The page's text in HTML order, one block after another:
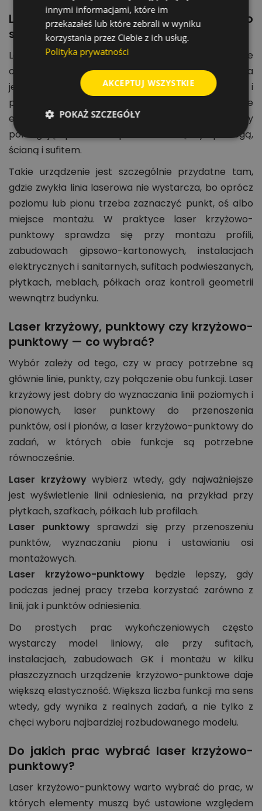
Lasery krzyżowo-punktowe — do czego
służą?
Laser krzyżowo-punktowy wyświetla linie laserowe
oraz punkty odniesienia, dzięki czemu pozwala
jednocześnie wyznaczać poziomy, piony, osie i
punkty montażowe. Linie ułatwiają ustawianie
elementów w jednej płaszczyźnie, a punkty
pomagają przenosić położenie między podłogą,
ścianą i sufitem.
Takie urządzenie jest szczególnie przydatne tam,
gdzie zwykła linia laserowa nie wystarcza, bo oprócz
poziomu lub pionu trzeba zaznaczyć punkt, oś albo
miejsce montażu. W praktyce laser krzyżowo-
punktowy sprawdza się przy montażu profili,
zabudowach gipsowo-kartonowych, instalacjach
elektrycznych i sanitarnych, sufitach podwieszanych,
płytkach, meblach, półkach oraz kontroli geometrii
wewnątrz budynku.
Laser krzyżowy, punktowy czy krzyżowo-
punktowy — co wybrać?
Wybór zależy od tego, czy w pracy potrzebne są
głównie linie, punkty, czy połączenie obu funkcji. Laser
krzyżowy jest dobry do wyznaczania linii poziomych i
pionowych, laser punktowy do przenoszenia
punktów, osi i pionów, a laser krzyżowo-punktowy do
zadań, w których obie funkcje są potrzebne
równocześnie.
Laser krzyżowywybierz wtedy, gdy najważniejsze
jest wyświetlenie linii odniesienia, na przykład przy
płytkach, szafkach, półkach lub profilach.
Laser punktowy sprawdzi się przy przenoszeniu
punktów, wyznaczaniu pionu i ustawianiu osi
montażowych.
Laser krzyżowo-punktowy będzie lepszy, gdy
podczas jednej pracy trzeba korzystać zarówno z
linii, jak i punktów odniesienia.
Do prostych prac wykończeniowych często
wystarczy model liniowy, ale przy sufitach,
instalacjach, zabudowach GK i montażu w kilku
płaszczyznach urządzenie krzyżowo-punktowe daje
większą elastyczność. Większa liczba funkcji ma sens
wtedy, gdy wynika z realnych zadań, a nie tylko z
chęci wyboru najbardziej rozbudowanego modelu.
Do jakich prac wybrać laser krzyżowo-
punktowy?
Laser krzyżowo-punktowy warto wybrać do prac, w
których elementy muszą być ustawione względem
innymi informacjami, które im
przekazałeś lub które zebrali w wyniku
korzystania przez Ciebie z ich usług.
Polityka prywatności
AKCEPTUJ WSZYSTKIE
POKAŻ SZCZEGÓŁY